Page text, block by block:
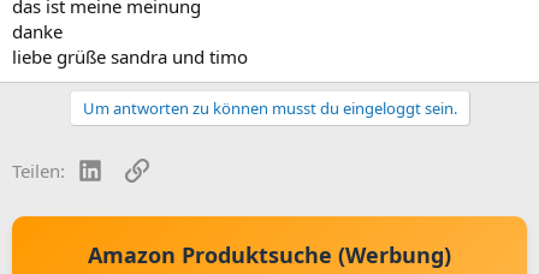
das ist meine meinung
danke
liebe grüße sandra und timo
Um antworten zu können musst du eingeloggt sein.
Teilen: LinkedInLink
Amazon Produktsuche (Werbung)